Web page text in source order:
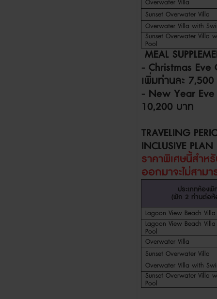
Overwater Villa
Sunset Overwater Villa
Overwater Villa with
Sunset Overwater Villa
Pool
MEAL
- Christmas
เพิ่มท่านละ 7,500
- New Year
10,200 บาท
TRAVELING
INCLUSIVE PLAN
ราคาพิเศษนี้สำห
ออกมาจะไม่สาม
ประเภทห้องพั
(พัก 2 ท่านต่อห้
Lagoon View Beach Villa
Lagoon View Beach
Pool
Overwater Villa
Sunset Overwater Villa
Overwater Villa with
Sunset Overwater Villa
Pool